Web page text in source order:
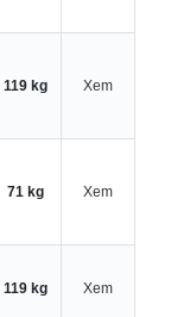
119 kg Xem
71 kg Xem
119 kg Xem